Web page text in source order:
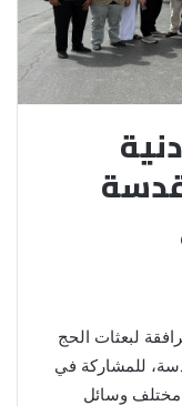
لبعثات الحج
المقدسة، للمشاركة في
مختلف وسائل